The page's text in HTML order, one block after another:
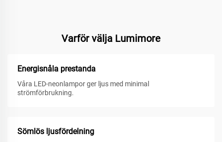
Varför välja Lumimore
Energisnåla prestanda
Våra LED-neonlampor ger ljus med minimal
strömförbrukning.
Sömlös ljusfördelning